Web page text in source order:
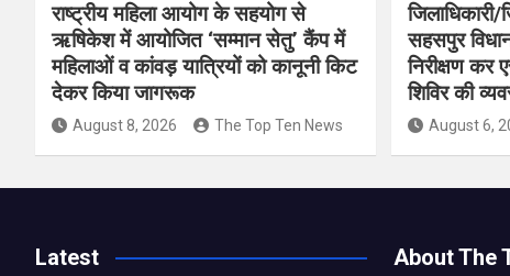
राष्ट्रीय महिला आयोग के सहयोग से
ऋषिकेश में आयोजित ‘सम्मान सेतु’ कैंप में
महिलाओं व कांवड़ यात्रियों को कानूनी किट
देकर किया जागरूक
August 8, 2026 The Top Ten News
जिलाधिकारी/
सहसपुर
निरीक्षण कर
शिविर की
August 6,
Latest About The